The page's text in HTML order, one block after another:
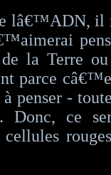
lâ€™ADN, il
la Terre
parce
penser -
Donc, ce